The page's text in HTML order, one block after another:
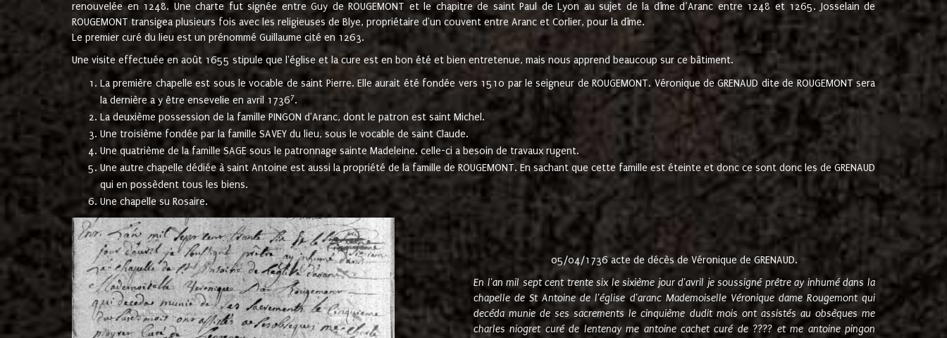
renouvelée en 1248. Une charte fut signée entre Guy de ROUGEMONT et le chapitre de saint Paul de Lyon au sujet de la dîme d’Aranc entre 1248 et 1265. Josselain de
ROUGEMONT transigea plusieurs fois avec les religieuses de Blye, propriétaire d'un couvent entre Aranc et Corlier, pour la dîme.
Le premier curé du lieu est un prénommé Guillaume cité en 1263.
Une visite effectuée en août 1655 stipule que l'église et la cure est en bon été et bien entretenue, mais nous apprend beaucoup sur ce bâtiment.
La première chapelle est sous le vocable de saint Pierre. Elle aurait été fondée vers 1510 par le seigneur de ROUGEMONT. Véronique de GRENAUD dite de ROUGEMONT sera
la dernière a y être ensevelie en avril 17367.
La deuxième possession de la famille PINGON d'Aranc, dont le patron est saint Michel.
Une troisième fondée par la famille SAVEY du lieu, sous le vocable de saint Claude.
Une quatrième de la famille SAGE sous le patronnage sainte Madeleine. celle-ci a besoin de travaux rugent.
Une autre chapelle dédiée à saint Antoine est aussi la propriété de la famille de ROUGEMONT. En sachant que cette famille est éteinte et donc ce sont donc les de GRENAUD
qui en possèdent tous les biens.
Une chapelle su Rosaire.
05/04/1736 acte de décès de Véronique de GRENAUD.
En l'an mil sept cent trente six le sixième jour d'avril je soussigné prêtre ay inhumé dans la
chapelle de St Antoine de l'église d'aranc Mademoiselle Véronique dame Rougemont qui
decéda munie de ses sacrements le cinquième dudit mois ont assistés au obsèques me
charles niogret curé de lentenay me antoine cachet curé de ???? et me antoine pingon